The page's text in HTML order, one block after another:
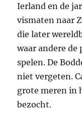
Ierland en de
vismaten naar
die later
waar andere
spelen. De
niet vergeten.
grote meren in
bezocht.